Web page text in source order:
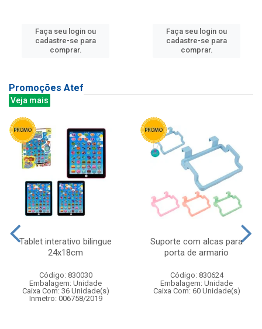
Faça seu login ou
cadastre-se para
comprar.
Faça seu login ou
cadastre-se para
comprar.
Promoções Atef
Veja mais
Tablet interativo bilingue
24x18cm
Código: 830030
Embalagem: Unidade
Caixa Com: 36 Unidade(s)
Inmetro: 006758/2019
Suporte com alcas para
porta de armario
Código: 830624
Embalagem: Unidade
Caixa Com: 60 Unidade(s)